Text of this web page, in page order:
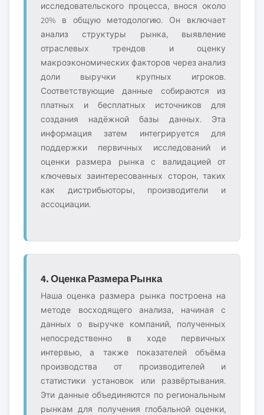
исследовательского процесса, внося около
20% в общую методологию. Он включает
анализ структуры рынка, выявление
отраслевых трендов и оценку
макроэкономических факторов через анализ
доли выручки крупных игроков.
Соответствующие данные собираются из
платных и бесплатных источников для
создания надёжной базы данных. Эта
информация затем интегрируется для
поддержки первичных исследований и
оценки размера рынка с валидацией от
ключевых заинтересованных сторон, таких
как дистрибьюторы, производители и
ассоциации.
4. Оценка Размера Рынка
Наша оценка размера рынка построена на
методе восходящего анализа, начиная с
данных о выручке компаний, полученных
непосредственно в ходе первичных
интервью, а также показателей объёма
производства от производителей и
статистики установок или развёртывания.
Эти данные объединяются по региональным
рынкам для получения глобальной оценки,